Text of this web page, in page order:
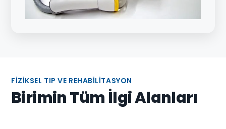
FIZIKSEL TIP VE REHABILITASYON
Birimin Tüm İlgi Alanları